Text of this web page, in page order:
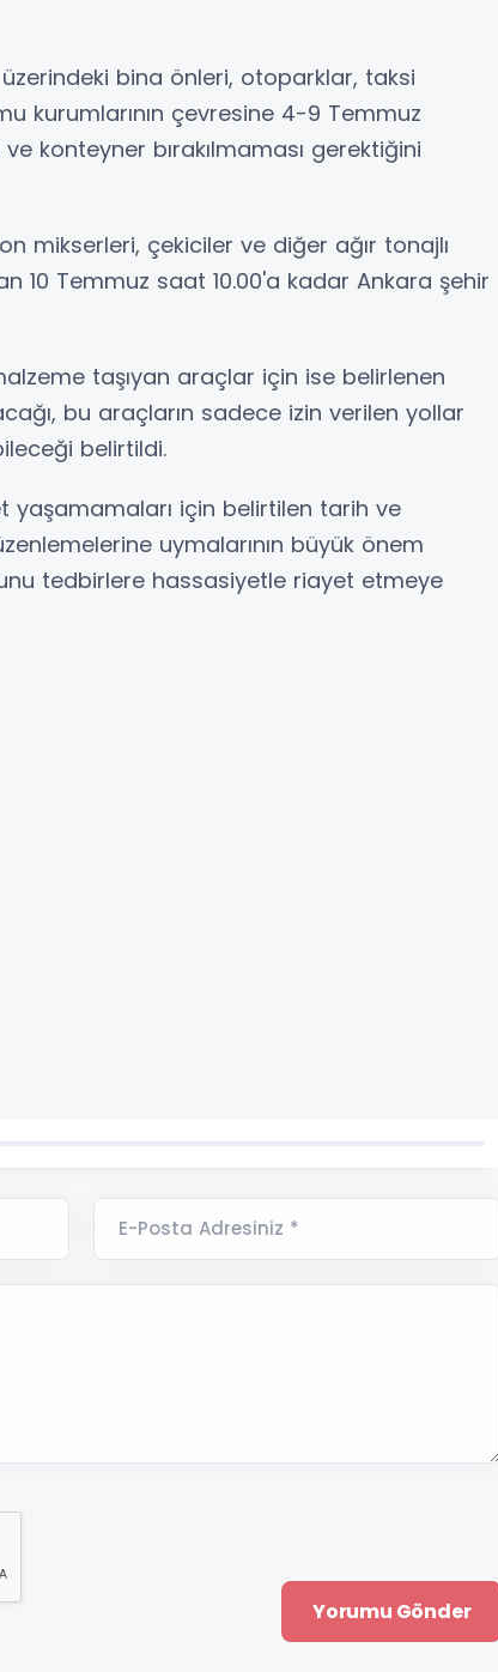
bina önleri, otoparklar, taksi
kurumlarının çevresine 4-9 Temmuz
konteyner bırakılmaması gerektiğini
mikserleri, çekiciler ve diğer ağır tonajlı
10 Temmuz saat 10.00'a kadar Ankara şehir
taşıyan araçlar için ise belirlenen
bu araçların sadece izin verilen yollar
belirtildi.
yaşamamaları için belirtilen tarih ve
uymalarının büyük önem
tedbirlere hassasiyetle riayet etmeye
E-Posta Adresiniz *